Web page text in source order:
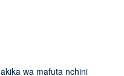
wa mafuta nchini